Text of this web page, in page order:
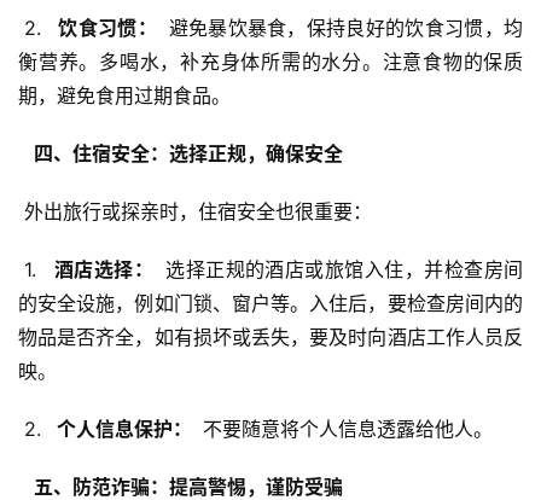
2.
  饮食习惯：
避免暴饮暴食，保持良好的饮食习惯，均
衡营养。多喝水，补充身体所需的水分。注意食物的保质
期，避免食用过期食品。
  四、住宿安全：选择正规，确保安全
外出旅行或探亲时，住宿安全也很重要：
1.
  酒店选择：
选择正规的酒店或旅馆入住，并检查房间
的安全设施，例如门锁、窗户等。入住后，要检查房间内的
物品是否齐全，如有损坏或丢失，要及时向酒店工作人员反
映。
2.
  个人信息保护：
不要随意将个人信息透露给他人。
  五、防范诈骗：提高警惕，谨防受骗